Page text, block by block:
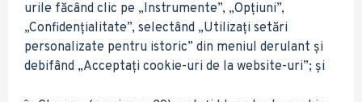
urile făcând clic pe „Instrumente”, „Opțiuni”,
„Confidențialitate”, selectând „Utilizați setări
personalizate pentru istoric” din meniul derulant și
debifând „Acceptați cookie-uri de la website-uri”; și